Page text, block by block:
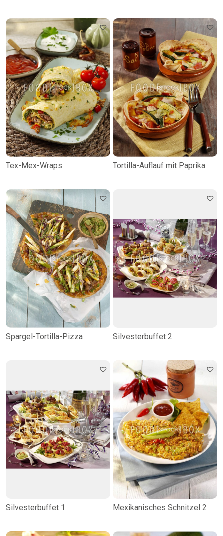
Tex-Mex-Wraps Tortilla-Auflauf mit Paprika
Spargel-Tortilla-Pizza Silvesterbuffet 2
Silvesterbuffet 1 Mexikanisches Schnitzel 2